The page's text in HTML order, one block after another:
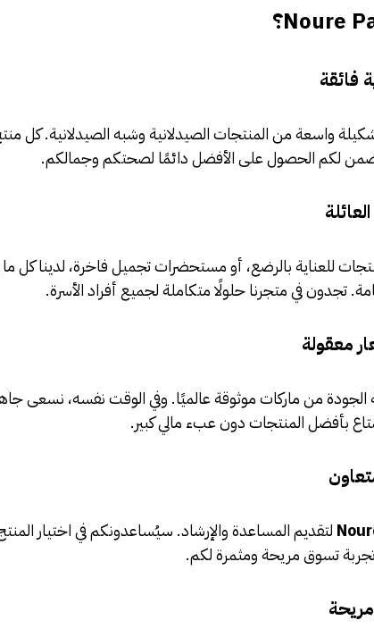
فائقة
واسعة من المنتجات الصيدلانية وشبه الصيدلانية. كل
لكم الحصول على الأفضل دائمًا لصحتكم وجمالكم.
للعناية بالرضع، أو مستحضرات تجميل فاخرة، لدينا كل
تجدون في متجرنا حلولًا متكاملة لجميع أفراد الأسرة.
معقولة
الجودة من ماركات موثوقة عالميًا. وفي الوقت نفسه، نسعى
بأفضل المنتجات دون عبء مالي كبير.
لتقديم المساعدة والإرشاد. سيُساعدونكم في اختيار
تسوق مريحة ومثمرة لكم.